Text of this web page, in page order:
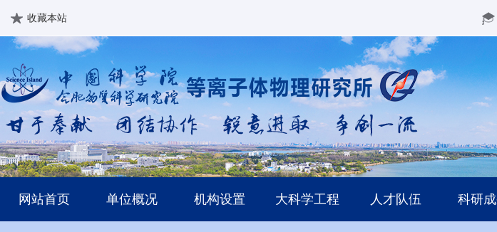
收藏本站
网站首页 单位概况 机构设置 大科学工程 人才队伍 科研